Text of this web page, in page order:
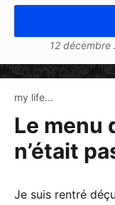
12 décembre
my life...
Le menu
n’était
Je suis rentré